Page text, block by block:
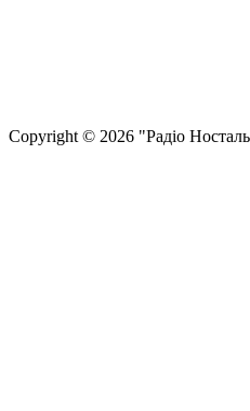
Сopyright © 2026 "Радіо